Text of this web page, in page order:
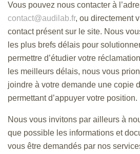
Vous pouvez nous contacter à
contact@audilab.fr, ou directement
contact présent sur le site. Nous
les plus brefs délais pour
permettre d’étudier votre
les meilleurs délais, nous vous
joindre à votre demande une copie
permettant d’appuyer votre position.
Nous vous invitons par ailleurs à
que possible les informations et
vous être demandés par nos